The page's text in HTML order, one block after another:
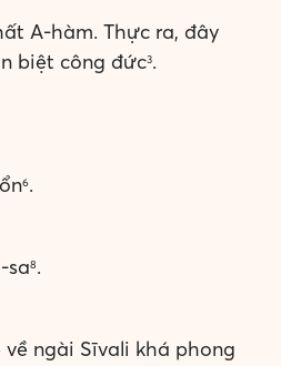
A-hàm. Thực ra, đây
biệt công đức3.
6.
sa8.
ngài Sīvali khá phong